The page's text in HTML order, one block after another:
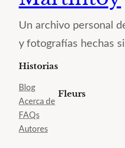
Un archivo personal
y fotografías hechas
Historias
Blog
Acerca de
FAQs
Autores
Fleurs